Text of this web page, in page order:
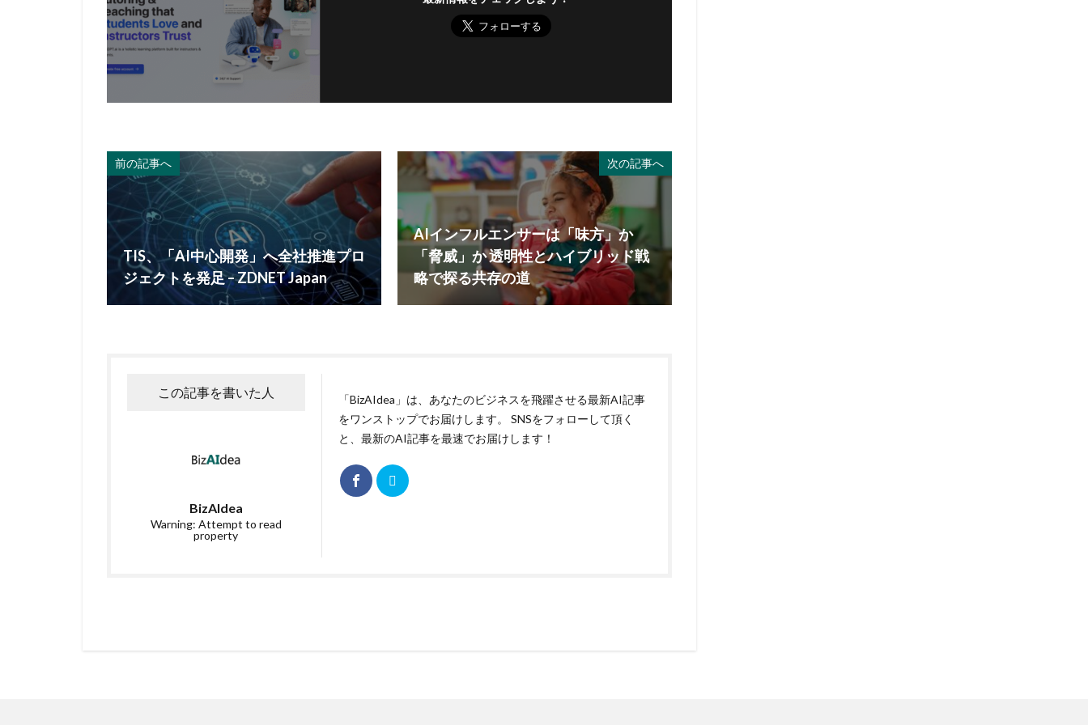
前の記事へ
TIS、「AI中心開発」へ全社推進プロ
ジェクトを発足 – ZDNET Japan
次の記事へ
AIインフルエンサーは「味方」か
「脅威」か 透明性とハイブリッド戦
略で探る共存の道
この記事を書いた人
BizAIdea
Warning: Attempt to read
property
「BizAIdea」は、あなたのビジネスを飛躍させる最新AI記事
をワンストップでお届けします。 SNSをフォローして頂く
と、最新のAI記事を最速でお届けします！